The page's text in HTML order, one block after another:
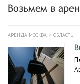
Возьмем в
АРЕНДА МОСКВА И ОБЛАСТЬ